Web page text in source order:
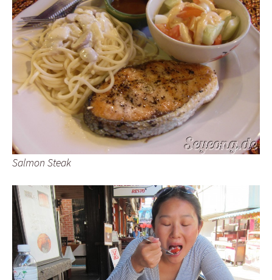
Salmon Steak